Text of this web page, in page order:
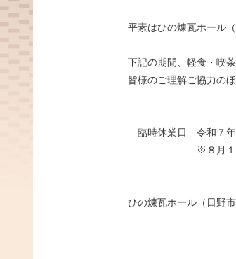
平素はひの煉瓦ホール
下記の期間、軽食・喫
皆様のご理解ご協力の
臨時休業日 令和７年
※８月１８日（月
ひの煉瓦ホール（日野市